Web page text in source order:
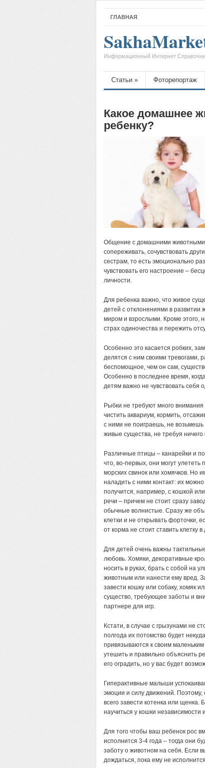
ГЛАВНАЯ
Информационный Интернет
Статьи » Фоторепортаж
Какое домашнее
ребенку?
Общение с домашними животными
сопереживать, сочувствовать
сестрам, то есть эмоционально
чувствовать его настроение –
личности.
Для ребенка важно, что живое
детей с отклонениями в
миром и взрослыми. Кроме этого,
страх одиночества и пережить
Особенно это касается робких,
делятся с ним своими тревогами,
беспомощное, чем он сам,
Особенно в последнее время,
детям важно не чувствовать себя
Рыбки не требуют много
чистить аквариум, кормить,
с ними не поиграешь, не
живые существа, не требуя
Различные птицы – канарейки и
что, во-первых, они могут
морских свинок или хомячков. Но
наладить с ними контакт: их
получится, например, с кошкой
речи – причем не стоит сразу
обычные волнистые. Сразу же
клетки и не открывать форточки,
от корма не стоит ставить клетку
Для детей очень важны
любовь. Хомяки, декоративные
носить в руках, брать с собой на
животным или нанести ему вред.
завести кошку или собаку, хомяк
существо, требующее заботы и
партнере для игр.
Кстати, в случае с грызунами не
полгода их потомство будет
привязываются к своим
утешить и правильно объяснить
его оградить, но у вас будет
Гиперактивные малыши
эмоции и силу движений.
всего завести котенка или
научиться у кошки независимости
Для того чтобы ваш ребенок рос
исполнится 3-4 года – тогда они
заботу о животном на себя. Если
дождаться, пока ему не